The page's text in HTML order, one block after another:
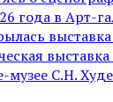
года в Арт-
музее С.Н.